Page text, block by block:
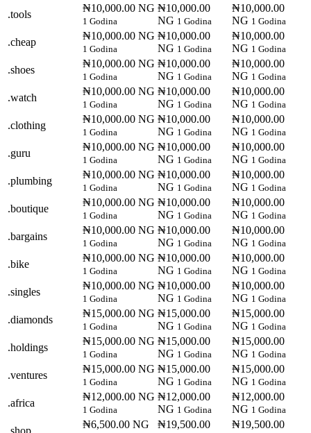
.tools
₦10,000.00 NG
1 Godina
₦10,000.00
NG 1 Godina
₦10,000.00
NG 1 Godina
.cheap
₦10,000.00 NG
1 Godina
₦10,000.00
NG 1 Godina
₦10,000.00
NG 1 Godina
.shoes
₦10,000.00 NG
1 Godina
₦10,000.00
NG 1 Godina
₦10,000.00
NG 1 Godina
.watch
₦10,000.00 NG
1 Godina
₦10,000.00
NG 1 Godina
₦10,000.00
NG 1 Godina
.clothing
₦10,000.00 NG
1 Godina
₦10,000.00
NG 1 Godina
₦10,000.00
NG 1 Godina
.guru
₦10,000.00 NG
1 Godina
₦10,000.00
NG 1 Godina
₦10,000.00
NG 1 Godina
.plumbing
₦10,000.00 NG
1 Godina
₦10,000.00
NG 1 Godina
₦10,000.00
NG 1 Godina
.boutique
₦10,000.00 NG
1 Godina
₦10,000.00
NG 1 Godina
₦10,000.00
NG 1 Godina
.bargains
₦10,000.00 NG
1 Godina
₦10,000.00
NG 1 Godina
₦10,000.00
NG 1 Godina
.bike
₦10,000.00 NG
1 Godina
₦10,000.00
NG 1 Godina
₦10,000.00
NG 1 Godina
.singles
₦10,000.00 NG
1 Godina
₦10,000.00
NG 1 Godina
₦10,000.00
NG 1 Godina
.diamonds
₦15,000.00 NG
1 Godina
₦15,000.00
NG 1 Godina
₦15,000.00
NG 1 Godina
.holdings
₦15,000.00 NG
1 Godina
₦15,000.00
NG 1 Godina
₦15,000.00
NG 1 Godina
.ventures
₦15,000.00 NG
1 Godina
₦15,000.00
NG 1 Godina
₦15,000.00
NG 1 Godina
.africa
₦12,000.00 NG
1 Godina
₦12,000.00
NG 1 Godina
₦12,000.00
NG 1 Godina
₦6,500.00 NG
₦19,500.00
₦19,500.00